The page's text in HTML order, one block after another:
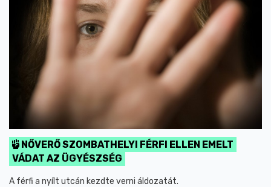
NŐVERŐ SZOMBATHELYI FÉRFI ELLEN EMELT
VÁDAT AZ ÜGYÉSZSÉG
A férfi a nyílt utcán kezdte verni áldozatát.